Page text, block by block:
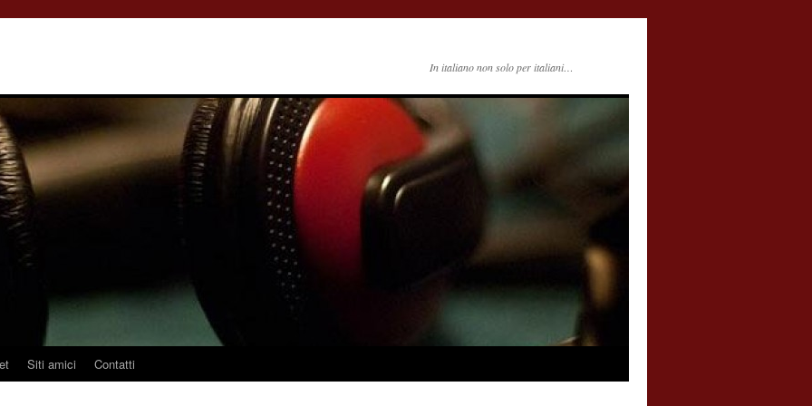
In italiano non solo per italiani…
Siti amici Contatti